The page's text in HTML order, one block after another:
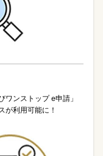
ワンストップ e申請」
が利用可能に！